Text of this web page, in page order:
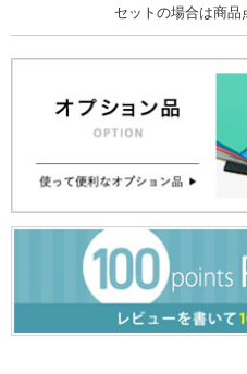
セットの場合は商品